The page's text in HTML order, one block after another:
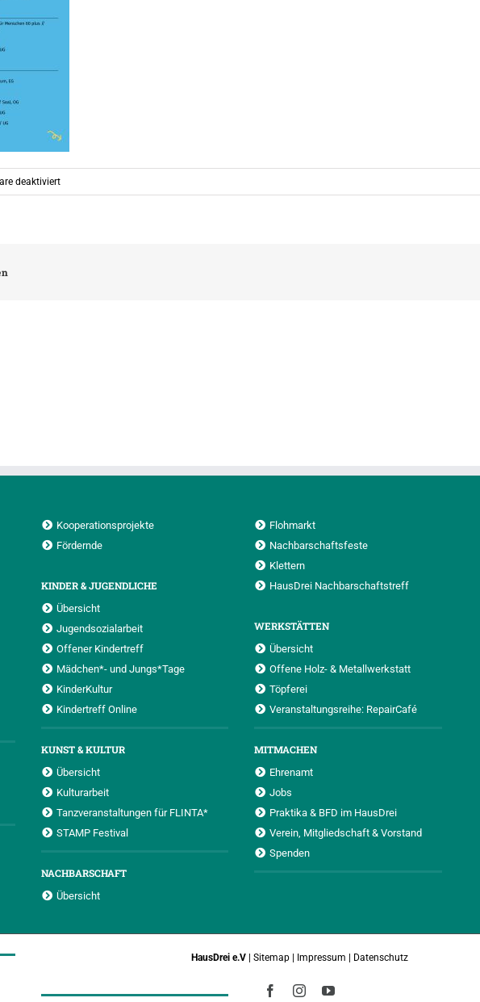
deaktiviertfür
230601_SocialMedia_ProgrammZusammenfassung5
Kooperationsprojekte
Fördernde
KINDER & JUGENDLICHE
Übersicht
Jugendsozialarbeit
Offener Kindertreff
Mädchen*- und Jungs*Tage
KinderKultur
Kindertreff Online
KUNST & KULTUR
Übersicht
Kulturarbeit
Tanzveranstaltungen für FLINTA*
STAMP Festival
NACHBARSCHAFT
Übersicht
Flohmarkt
Nachbarschaftsfeste
Klettern
HausDrei Nachbarschaftstreff
WERKSTÄTTEN
Übersicht
Offene Holz- & Metallwerkstatt
Töpferei
Veranstaltungsreihe: RepairCafé
MITMACHEN
Ehrenamt
Jobs
Praktika & BFD im HausDrei
Verein, Mitgliedschaft & Vorstand
Spenden
HausDrei e.V Sitemap| Impressum Datenschutz
FacebookInstagramYouTube